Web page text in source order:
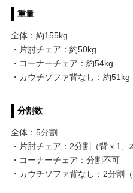
重量
全体：約155kg
・片肘チェア：約50kg
・コーナーチェア：約54kg
・カウチソファ背なし：約51kg
分割数
全体：5分割
・片肘チェア：2分割（背ｘ1、
・コーナーチェア：分割不可
・カウチソファ背なし：2分割